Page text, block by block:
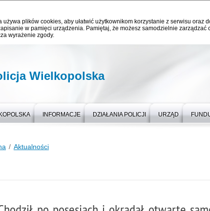
używa plików cookies, aby ułatwić użytkownikom korzystanie z serwisu
w pamięci urządzenia. Pamiętaj, że możesz samodzielnie
wyrażenie zgody.
Wielkopolska
INFORMACJE DZIAŁANIA POLICJI URZĄD
Aktualności